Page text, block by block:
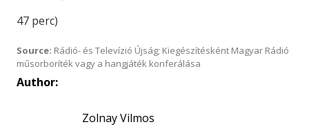
47 perc)
Source: Rádió- és Televízió Újság; Kiegészítésként Magyar Rádió
műsorboríték vagy a hangjáték konferálása
Author:
Zolnay Vilmos